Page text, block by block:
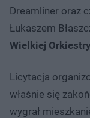
Dreamliner oraz
Łukaszem
Wielkiej
Licytacja
właśnie się
wygrał